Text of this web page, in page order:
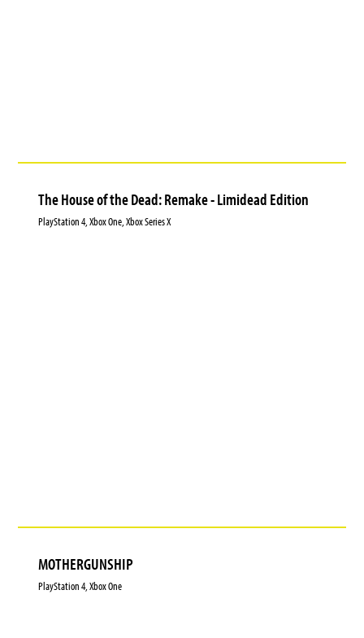
The House of the Dead: Remake - Limidead Edition
PlayStation 4, Xbox One, Xbox Series X
MOTHERGUNSHIP
PlayStation 4, Xbox One